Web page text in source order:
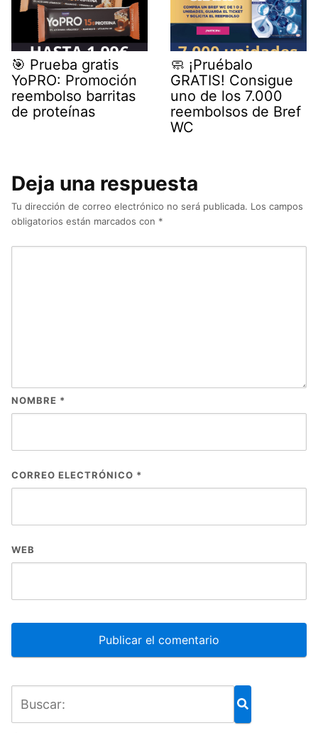
🎯 Prueba gratis
YoPRO: Promoción
reembolso barritas
de proteínas
🧼 ¡Pruébalo
GRATIS! Consigue
uno de los 7.000
reembolsos de Bref
WC
Deja una respuesta
Tu dirección de correo electrónico no será publicada. Los campos
obligatorios están marcados con *
NOMBRE *
CORREO ELECTRÓNICO *
WEB